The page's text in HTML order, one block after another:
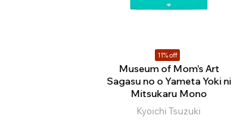
11% off
Museum of Mom’s Art
Sagasu no o Yameta Yoki ni
Mitsukaru Mono
Kyoichi Tsuzuki